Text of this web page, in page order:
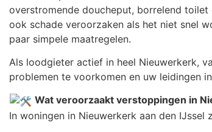
overstromende doucheput, borrelend
ook schade veroorzaken als het niet snel
paar simpele maatregelen.
Als loodgieter actief in heel Nieuwerkerk,
problemen te voorkomen en uw leidingen
Wat veroorzaakt verstoppingen in
In woningen in Nieuwerkerk aan den